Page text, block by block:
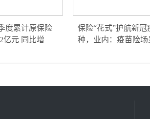
度累计原保险
亿元 同比增
保险“花式”护航新冠
种，业内：疫苗险场